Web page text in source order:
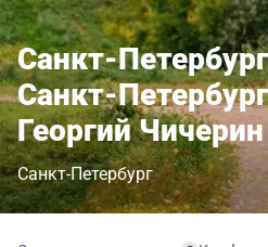
Санкт-
Санкт-
Георгий Чичерин
Санкт-Петербург